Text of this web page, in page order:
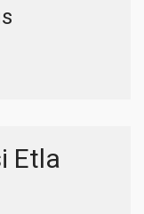
Etla